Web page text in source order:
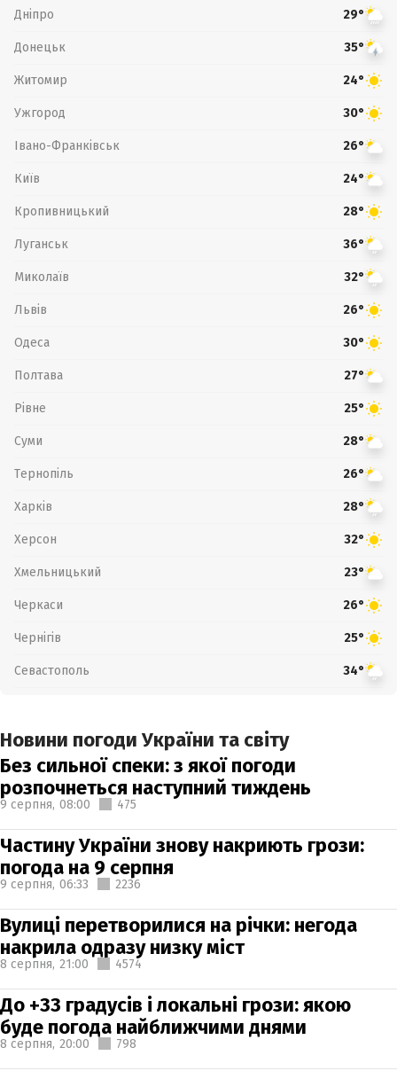
Дніпро 29°
Донецьк 35°
Житомир 24°
Ужгород 30°
Івано-Франківськ 26°
Київ 24°
Кропивницький 28°
Луганськ 36°
Миколаїв 32°
Львів 26°
Одеса 30°
Полтава 27°
Рівне 25°
Суми 28°
Тернопіль 26°
Харків 28°
Херсон 32°
Хмельницький 23°
Черкаси 26°
Чернігів 25°
Севастополь 34°
Новини погоди України та світу
Без сильної спеки: з якої погоди
розпочнеться наступний тиждень
9 серпня, 08:00 475
Частину України знову накриють грози:
погода на 9 серпня
9 серпня, 06:33 2236
Вулиці перетворилися на річки: негода
накрила одразу низку міст
8 серпня, 21:00 4574
До +33 градусів і локальні грози: якою
буде погода найближчими днями
8 серпня, 20:00 798